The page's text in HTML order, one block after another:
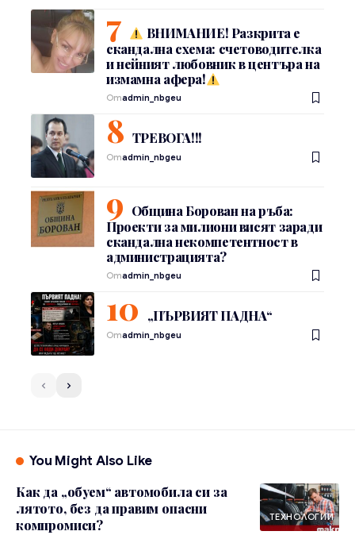
ВНИМАНИЕ! Разкрита е
скандална схема: счетоводителка
и нейният любовник в центъра на
измамна афера!
Отadmin_nbgeu
ТРЕВОГА!!!
Отadmin_nbgeu
Община Борован на ръба:
Проекти за милиони висят заради
скандална некомпетентност в
администрацията?
Отadmin_nbgeu
„ПЪРВИЯТ ПАДНА“
Отadmin_nbgeu
You Might Also Like
ТЕХНОЛОГИИ
Как да „обуем“ автомобила си за
лятото, без да правим опасни
компромиси?